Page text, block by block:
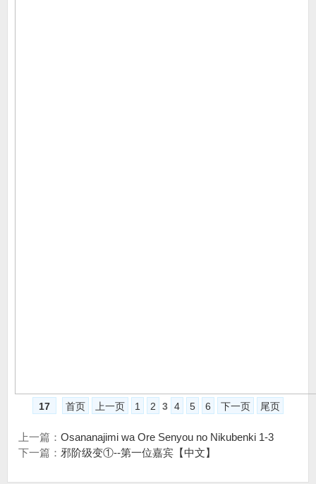
17 首页 上一页 1 2 3 4 5 6 下一页 尾页
上一篇： Osananajimi wa Ore Senyou no Nikubenki 1-3
下一篇： 邪阶级变①--第一位嘉宾【中文】